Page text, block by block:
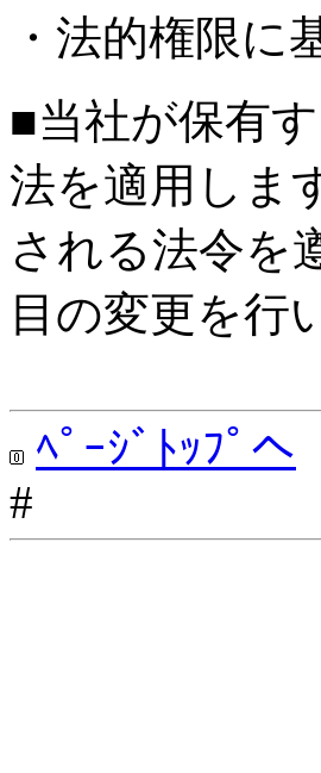
・法的権限に
■当社が保有
法を適用しま
される法令を
目の変更を行
ﾍﾟｰｼﾞﾄｯﾌﾟへ
#